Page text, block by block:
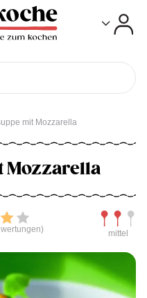
mit Mozzarella
Mozzarella
mittel